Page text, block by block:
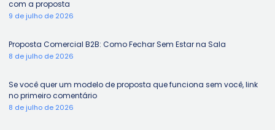
com a proposta
9 de julho de 2026
Proposta Comercial B2B: Como Fechar Sem Estar na Sala
8 de julho de 2026
Se você quer um modelo de proposta que funciona sem você, link
no primeiro comentário
8 de julho de 2026